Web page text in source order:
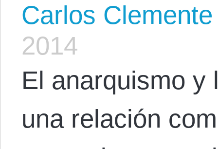
Carlos Clemente
2014
El anarquismo y
una relación